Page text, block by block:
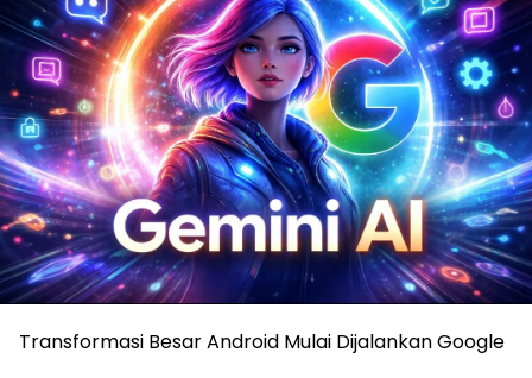
Transformasi Besar Android Mulai Dijalankan Google